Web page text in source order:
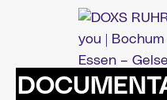
springen